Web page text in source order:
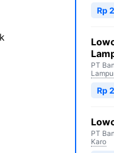
Rp
PT
Rp
PT
Karo